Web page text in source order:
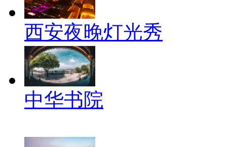
西安夜晚灯光秀
中华书院